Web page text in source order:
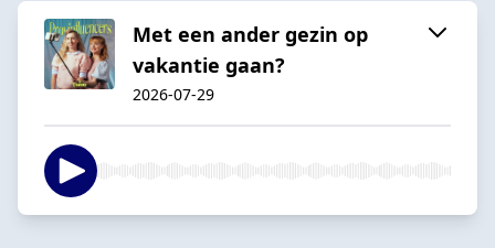
Met een ander gezin op
vakantie gaan?
2026-07-29